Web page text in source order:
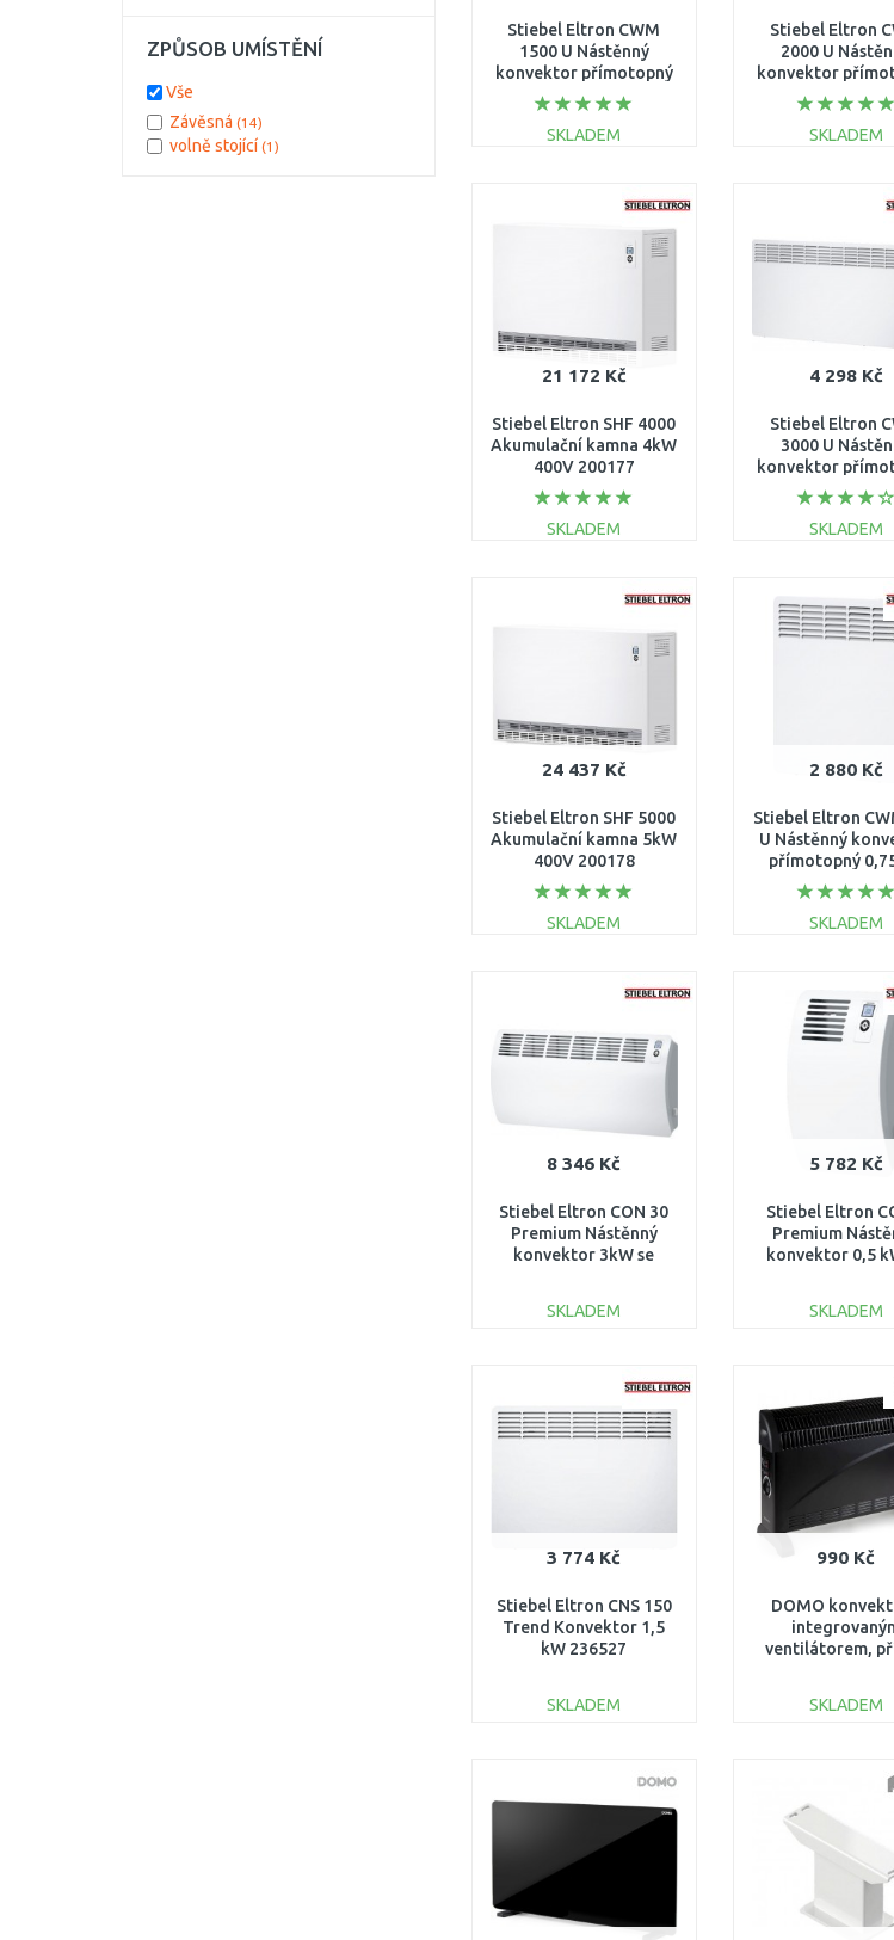
Stiebel Eltron CWM
1500 U Nástěnný
konvektor přímotopný
1,5 kW 200264
SKLADEM
Stiebel Eltron
2000 U
konvektor
2 kW 200265
SKLADEM
21 172 Kč
Stiebel Eltron SHF 4000
Akumulační kamna 4kW
400V 200177
SKLADEM
4 298 Kč
Stiebel Eltron
3000 U
konvektor
3kW 200267
SKLADEM
Porovnat
24 437 Kč
Stiebel Eltron SHF 5000
Akumulační kamna 5kW
400V 200178
SKLADEM
2 880 Kč
Stiebel Eltron
U Nástěnný
přímotopný
200262
SKLADEM
Porovnat
8 346 Kč
Stiebel Eltron CON 30
Premium Nástěnný
konvektor 3kW se
SKLADEM
5 782 Kč
Stiebel Eltron
Premium
konvektor 0,5
SKLADEM
Porovnat
3 774 Kč
Stiebel Eltron CNS 150
Trend Konvektor 1,5
kW 236527
SKLADEM
Porovnat
990 Kč
DOMO
ventilátorem,
DO7350CH
SKLADEM
3,5 kW (1)
4 kW
5 kW
6 kW
7 kW
ZPŮSOB UMÍSTĚNÍ
Vše
Závěsná (14)
volně stojící (1)